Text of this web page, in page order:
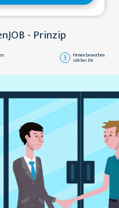
- Prinzip
3 Firmen bewerben
sich bei Dir